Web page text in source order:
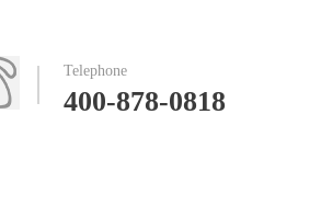
Telephone
400-878-0818